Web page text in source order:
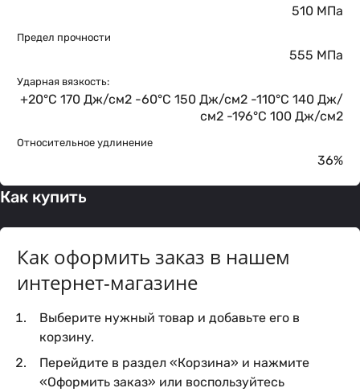
510 МПа
Предел прочности
555 МПа
Ударная вязкость:
+20°C 170 Дж/см2 -60°C 150 Дж/см2 -110°C 140 Дж/
см2 -196°C 100 Дж/см2
Относительное удлинение
36%
Как купить
Как оформить заказ в нашем
интернет-магазине
Выберите нужный товар и добавьте его в
корзину.
Перейдите в раздел «Корзина» и нажмите
«Оформить заказ» или воспользуйтесь